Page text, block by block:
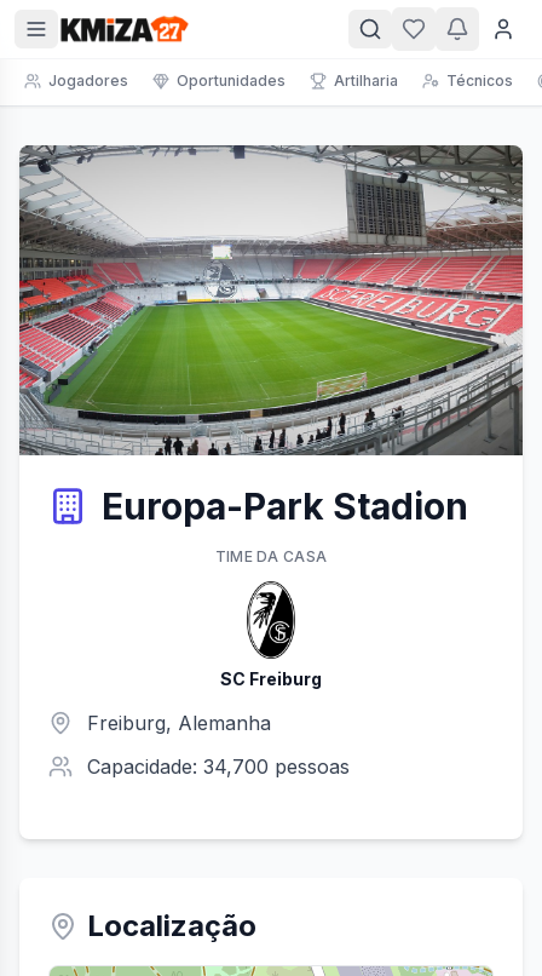
Jogadores Oportunidades Artilharia Técnicos
Europa-Park Stadion
Freiburg, Alemanha
Capacidade: 34,700 pessoas
TIMEDA CASA
SC Freiburg
Localização